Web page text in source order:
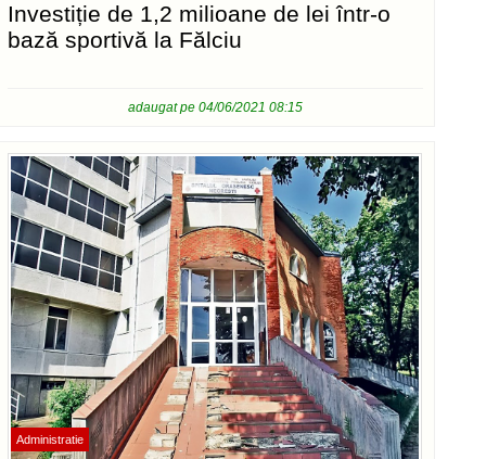
Investiție de 1,2 milioane de lei într-o
bază sportivă la Fălciu
adaugat pe 04/06/2021 08:15
Administratie